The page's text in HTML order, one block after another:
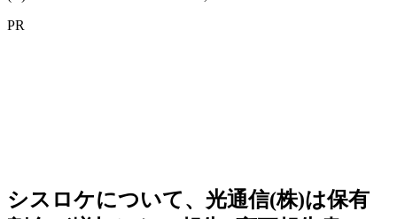
PR
シスロケについて、光通信(株)は保有